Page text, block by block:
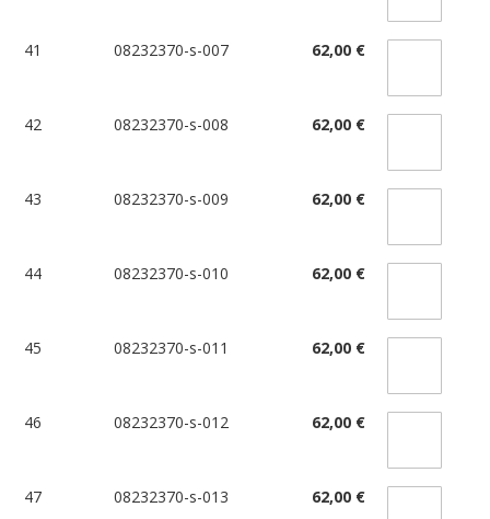
41 08232370-s-007 62,00 €
42 08232370-s-008 62,00 €
43 08232370-s-009 62,00 €
44 08232370-s-010 62,00 €
45 08232370-s-011 62,00 €
46 08232370-s-012 62,00 €
47 08232370-s-013 62,00 €